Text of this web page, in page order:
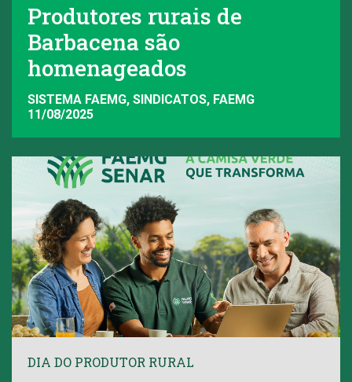
Produtores rurais de
Barbacena são
homenageados
SISTEMA FAEMG, SINDICATOS, FAEMG
11/08/2025
DIA DO PRODUTOR RURAL